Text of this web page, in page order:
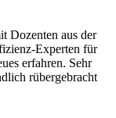
Dozenten aus der
Experten für
erfahren. Sehr
rübergebracht